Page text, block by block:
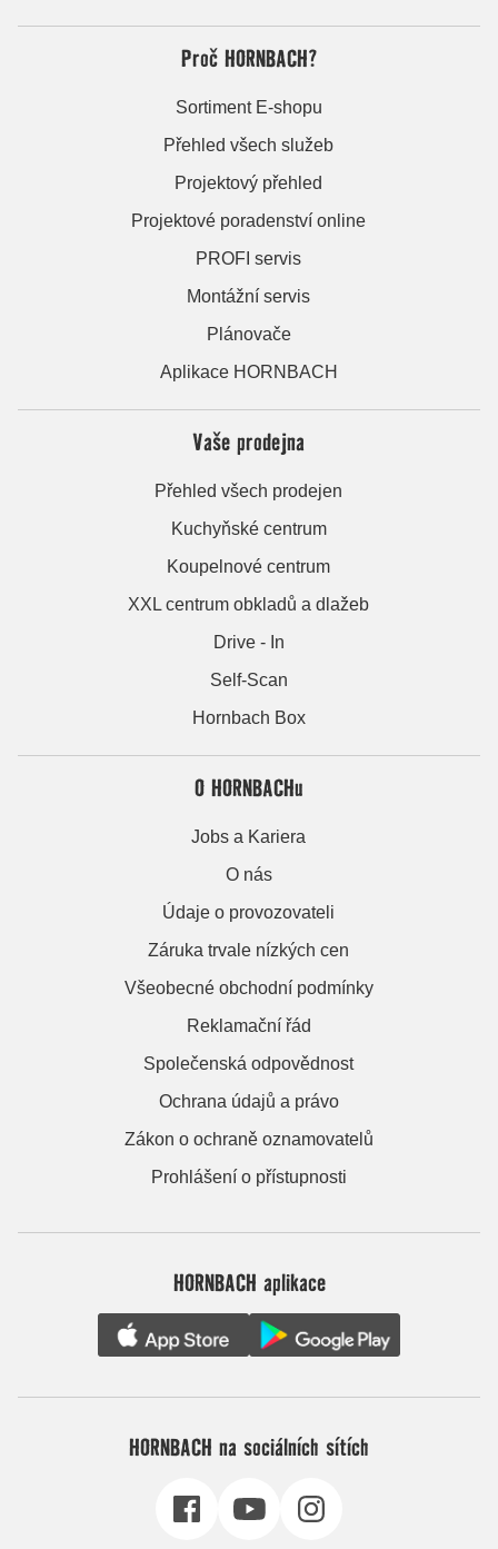
Proč HORNBACH?
Sortiment E-shopu
Přehled všech služeb
Projektový přehled
Projektové poradenství online
PROFI servis
Montážní servis
Plánovače
Aplikace HORNBACH
Vaše prodejna
Přehled všech prodejen
Kuchyňské centrum
Koupelnové centrum
XXL centrum obkladů a dlažeb
Drive - In
Self-Scan
Hornbach Box
O HORNBACHu
Jobs a Kariera
O nás
Údaje o provozovateli
Záruka trvale nízkých cen
Všeobecné obchodní podmínky
Reklamační řád
Společenská odpovědnost
Ochrana údajů a právo
Zákon o ochraně oznamovatelů
Prohlášení o přístupnosti
HORNBACH aplikace
HORNBACH na sociálních sítích